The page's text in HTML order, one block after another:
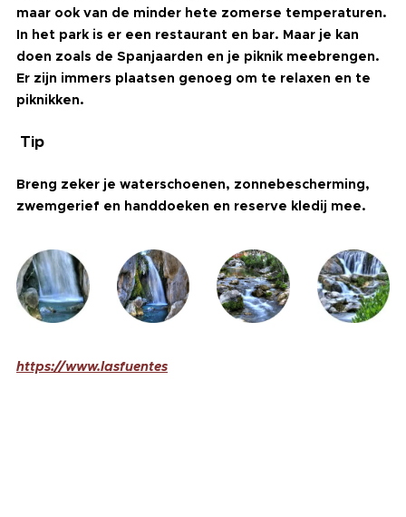
maar ook van de minder hete zomerse temperaturen.
In het park is er een restaurant en bar. Maar je kan
doen zoals de Spanjaarden en je piknik meebrengen.
Er zijn immers plaatsen genoeg om te relaxen en te
piknikken.
Tip
Breng zeker je waterschoenen, zonnebescherming,
zwemgerief en handdoeken en reserve kledij mee.
https://www.lasfuentes